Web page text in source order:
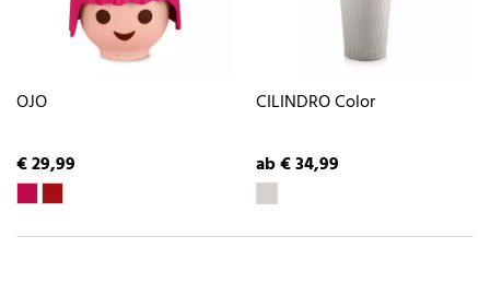
OJO
€ 29,99
CILINDRO Color
ab € 34,99